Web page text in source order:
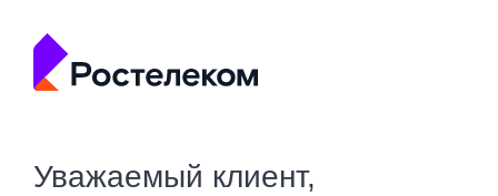
Уважаемый клиент,